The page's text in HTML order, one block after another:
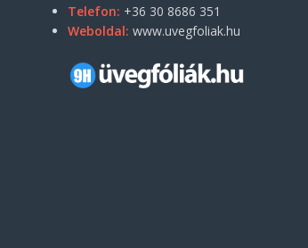
Telefon: +36 30 8686 351
Weboldal: www.uvegfoliak.hu